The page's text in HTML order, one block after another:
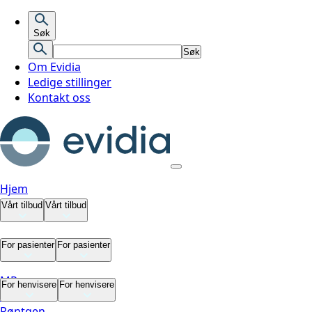
Søk
Søk
Om Evidia
Ledige stillinger
Kontakt oss
Hjem
Vårt tilbud Vårt tilbud
Vårt tilbud
MR
CT
For pasienter For pasienter
For pasienter
For henvisere For henvisere